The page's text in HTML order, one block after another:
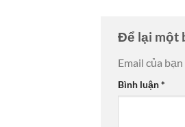
Để lại một
Email của
Bình luận*